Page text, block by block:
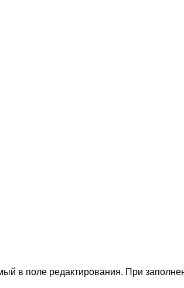
в поле редактирования. При